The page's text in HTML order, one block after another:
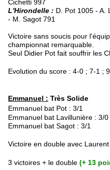
Cichetti 997
L'Hirondelle : D. Pot 1005 - A.
- M. Sagot 791
Victoire sans soucis pour
championnat remarquable.
Seul Didier Pot fait souffrir les
Evolution du score : 4-0 ; 7-1 ;
Emmanuel : Très Solide
Emmanuel bat Pot : 3/1
Emmanuel bat Lavillunière : 3/0
Emmanuel bat Sagot : 3/1
Victoire en double avec
3 victoires + le double (+ 13